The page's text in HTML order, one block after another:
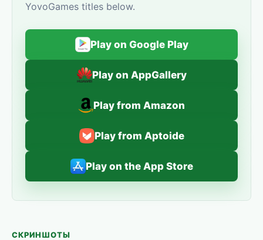
YovoGames titles below.
Play on Google Play
Play on AppGallery
Play from Amazon
Play from Aptoide
Play on the App Store
СКРИНШОТЫ